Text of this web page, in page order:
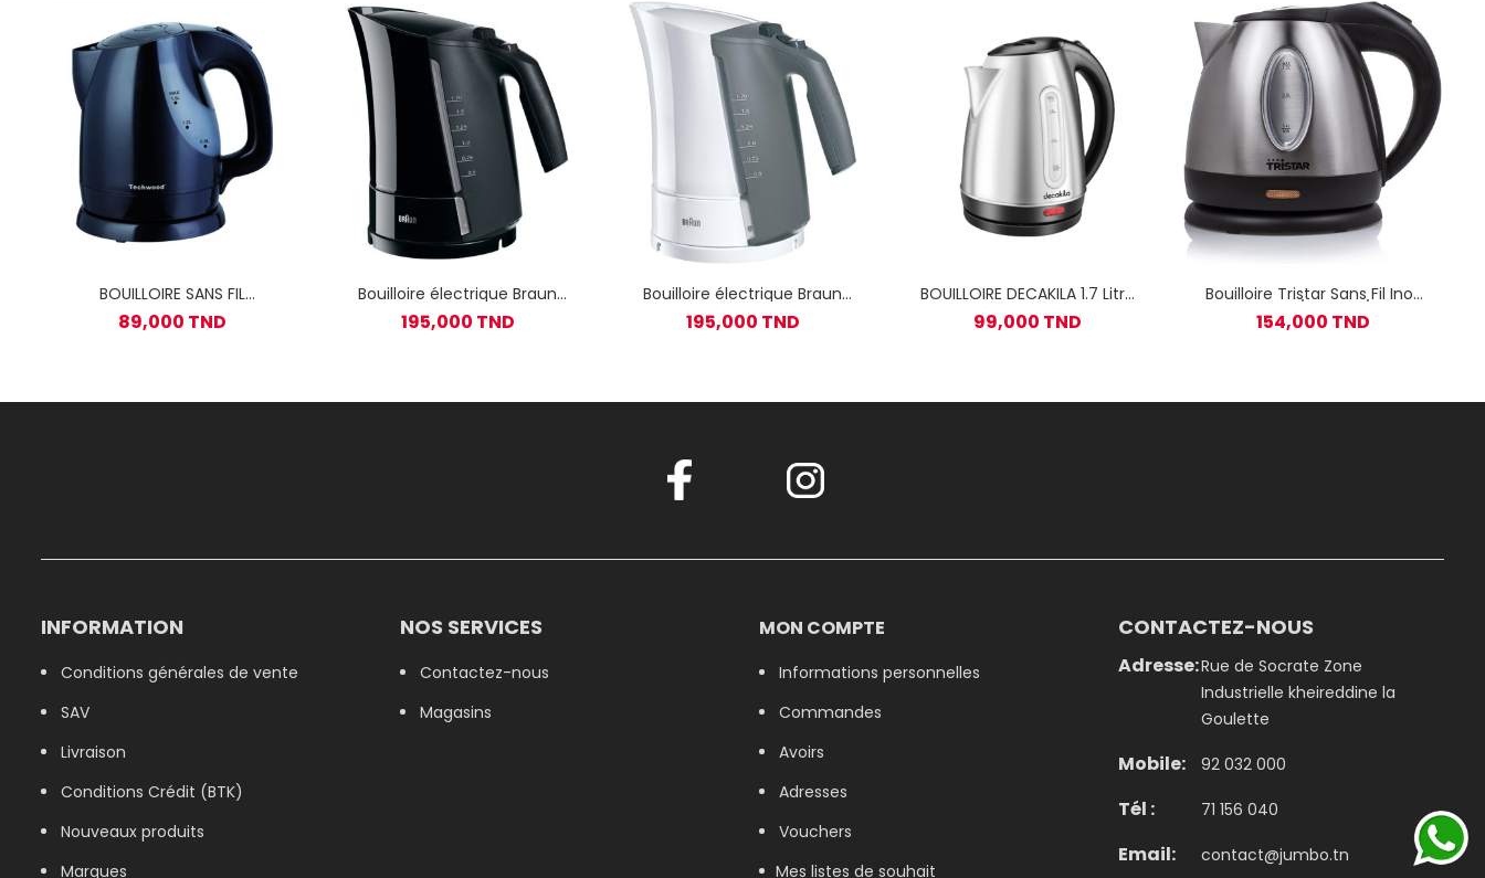
BOUILLOIRE SANS FIL
NOIR
89,000 TND
Bouilloire électrique Braun
Multiquick 3 2200 W - Noir
195,000 TND
Bouilloire électrique Braun
Multiquick 3 2200 W - Blanc
195,000 TND
BOUILLOIRE DECAKILA 1.7 Litre
99,000 TND
Bouilloire Tristar Sans Fil Inox
WK-1323 / 1500W / 1.2L
154,000 TND
INFORMATION
Conditions générales de vente
SAV
Livraison
Conditions Crédit (BTK)
Nouveaux produits
Marques
NOS SERVICES
Contactez-nous
Magasins
MON COMPTE
Informations personnelles
Commandes
Avoirs
Adresses
Vouchers
Mes listes de souhait
CONTACTEZ-NOUS
Adresse:Rue de Socrate Zone
Industrielle kheireddine la
Goulette
Mobile: 92 032 000
Tél : 71 156 040
Email: contact@jumbo.tn